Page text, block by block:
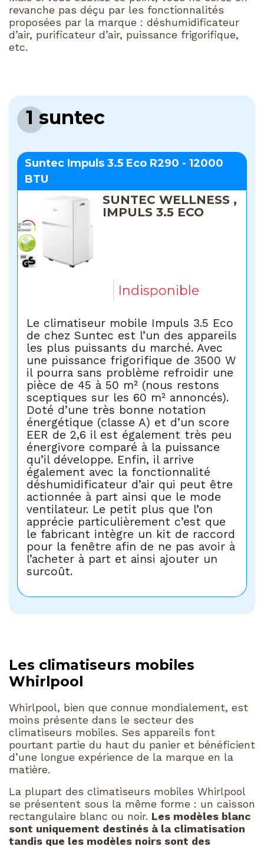
revanche pas déçu par les fonctionnalités
proposées par la marque : déshumidificateur
d’air, purificateur d’air, puissance frigorifique,
etc.
1 suntec
Suntec Impuls 3.5 Eco R290 - 12000
BTU
SUNTEC WELLNESS ,
IMPULS 3.5 ECO
Indisponible
Le climatiseur mobile Impuls 3.5 Eco
de chez Suntec est l’un des appareils
les plus puissants du marché. Avec
une puissance frigorifique de 3500 W
il pourra sans problème refroidir une
pièce de 45 à 50 m² (nous restons
sceptiques sur les 60 m² annoncés).
Doté d’une très bonne notation
énergétique (classe A) et d’un score
EER de 2,6 il est également très peu
énergivore comparé à la puissance
qu’il développe. Enfin, il arrive
également avec la fonctionnalité
déshumidificateur d’air qui peut être
actionnée à part ainsi que le mode
ventilateur. Le petit plus que l’on
apprécie particulièrement c’est que
le fabricant intègre un kit de raccord
pour la fenêtre afin de ne pas avoir à
l’acheter à part et ainsi ajouter un
surcoût.
Les climatiseurs mobiles
Whirlpool
Whirlpool, bien que connue mondialement, est
moins présente dans le secteur des
climatiseurs mobiles. Ses appareils font
pourtant partie du haut du panier et bénéficient
d’une longue expérience de la marque en la
matière.
La plupart des climatiseurs mobiles Whirlpool
se présentent sous la même forme : un caisson
rectangulaire blanc ou noir. Les modèles blanc
sont uniquement destinés à la climatisation
tandis que les modèles noirs sont des